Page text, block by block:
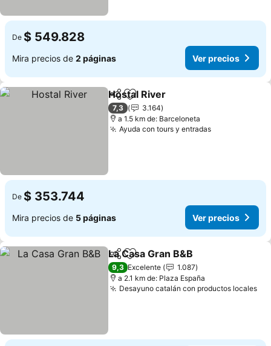
De $ 549.828
Mira precios de 2 páginas Ver precios
CompartirAgregar a favoritos
Hostal River
7,3
3.164
a 1.5 km de: Barceloneta
Ayuda con tours y entradasVer precios
De $ 353.744
Mira precios de 5 páginas Ver precios
CompartirAgregar a favoritos
La Casa Gran B&B
9,3 Excelente
1.087
a 2.1 km de: Plaza España
Desayuno catalán con productos locales